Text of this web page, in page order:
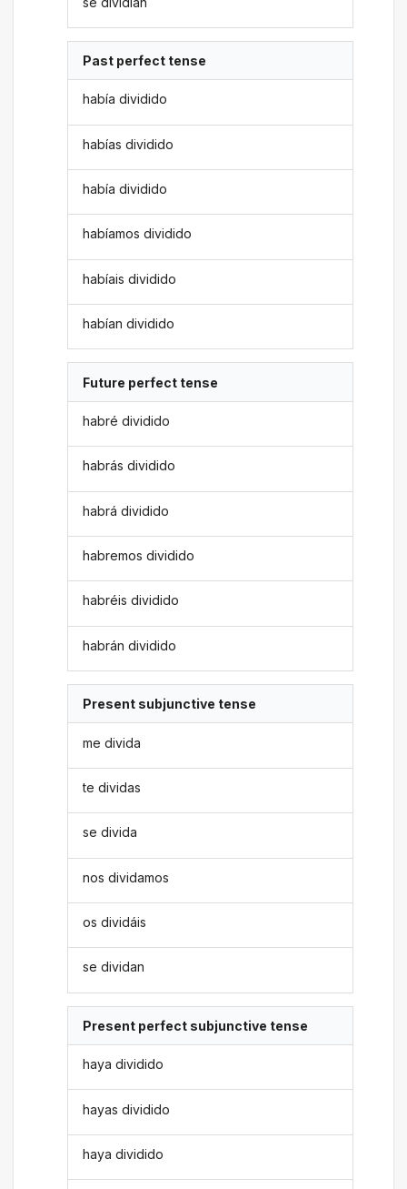
Past perfect tense
había dividido
habías dividido
había dividido
habíamos dividido
habíais dividido
habían dividido
Future perfect tense
habré dividido
habrás dividido
habrá dividido
habremos dividido
habréis dividido
habrán dividido
Present subjunctive tense
me divida
te dividas
se divida
nos dividamos
os dividáis
se dividan
Present perfect subjunctive tense
haya dividido
hayas dividido
haya dividido